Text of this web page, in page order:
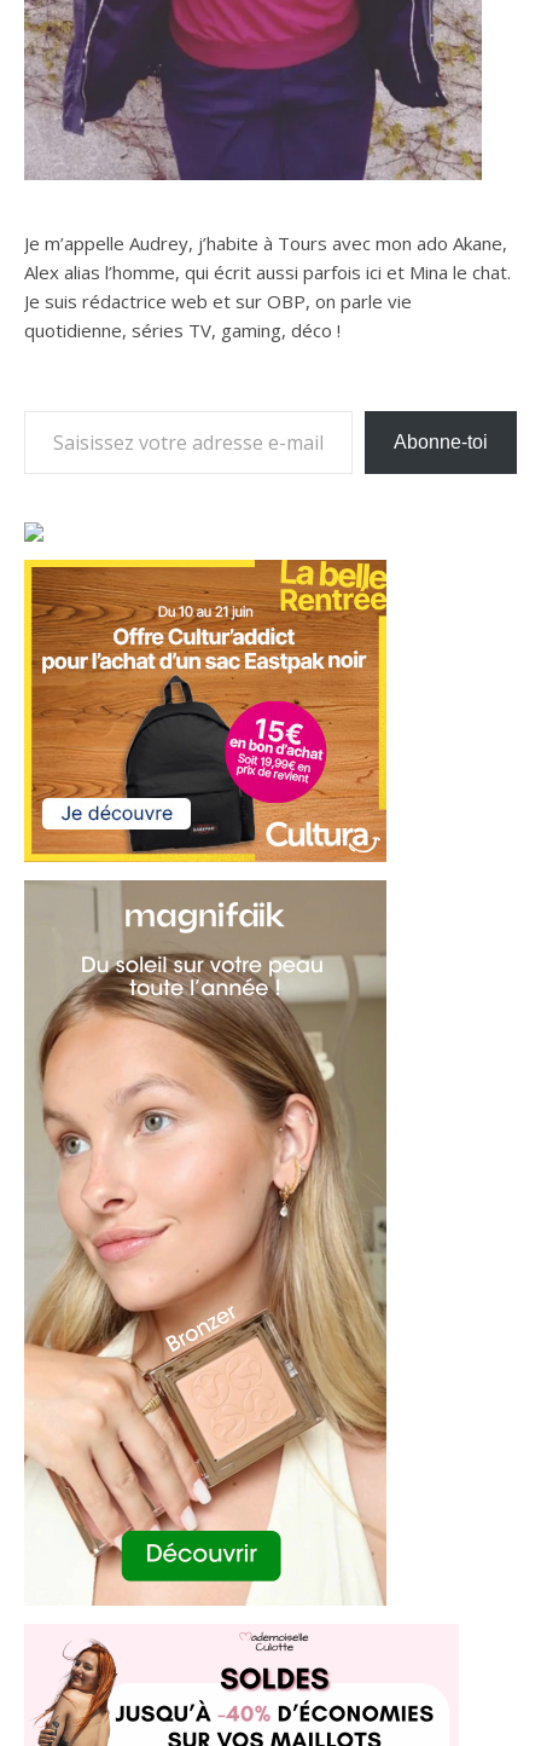
Je m’appelle Audrey, j’habite à Tours avec mon ado Akane,
Alex alias l’homme, qui écrit aussi parfois ici et Mina le chat.
Je suis rédactrice web et sur OBP, on parle vie
quotidienne, séries TV, gaming, déco !
Abonne-toi